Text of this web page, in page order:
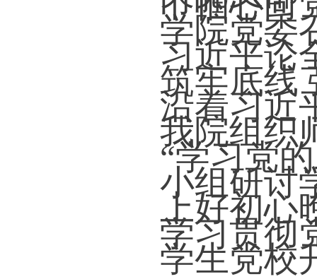
学院党委
习近平论
筑牢底线
沿着习近
我院组织
“学习党
小组研讨
上好初心
学习贯彻
学生党校